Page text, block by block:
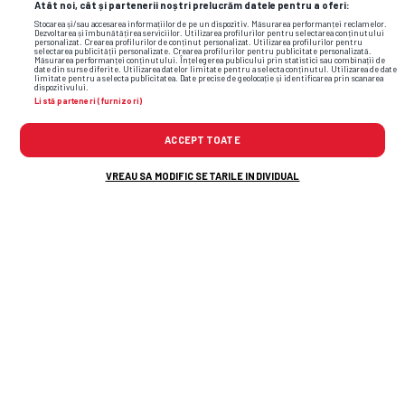
Atât noi, cât și partenerii noștri prelucrăm datele pentru a oferi:
Stocarea și/sau accesarea informațiilor de pe un dispozitiv. Măsurarea performanței reclamelor.
Dezvoltarea și îmbunătățirea serviciilor. Utilizarea profilurilor pentru selectarea conținutului
personalizat. Crearea profilurilor de conținut personalizat. Utilizarea profilurilor pentru
selectarea publicității personalizate. Crearea profilurilor pentru publicitate personalizată.
Măsurarea performanței conținutului. Înțelegerea publicului prin statistici sau combinații de
date din surse diferite. Utilizarea datelor limitate pentru a selecta conținutul. Utilizarea de date
limitate pentru a selecta publicitatea. Date precise de geolocație și identificarea prin scanarea
dispozitivului.
Listă parteneri (furnizori)
ACCEPT TOATE
VREAU SA MODIFIC SETARILE INDIVIDUAL